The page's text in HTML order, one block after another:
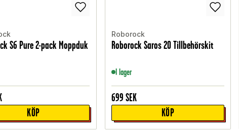
S6 Pure 2-pack Moppduk
KÖP
Roborock
Roborock Saros 20 Tillbehörskit
I lager
699 SEK
KÖP